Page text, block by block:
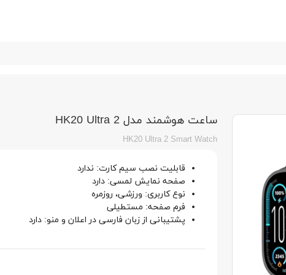
ساعت هوشمند مدل HK20 Ultra 2
HK20 Ultra 2 Smart Watch
قابلیت نصب سیم کارت: ندارد
صفحه نمایش لمسی: دارد
نوع کاربری: ورزشی، روزمره
فرم صفحه: مستطیلی
پشتیبانی از زبان فارسی در اعلان و منو: دارد